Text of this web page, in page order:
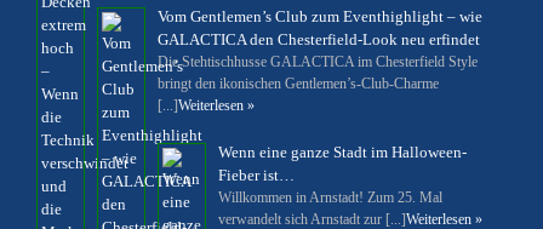
Vom Gentlemen’s Club zum Eventhighlight – wie
GALACTICA den Chesterfield-Look neu erfindet
Die Stehtischhusse GALACTICA im Chesterfield Style
bringt den ikonischen Gentlemen’s-Club-Charme
[...]Weiterlesen »
Wenn eine ganze Stadt im Halloween-
Fieber ist…
Willkommen in Arnstadt! Zum 25. Mal
verwandelt sich Arnstadt zur [...]Weiterlesen »